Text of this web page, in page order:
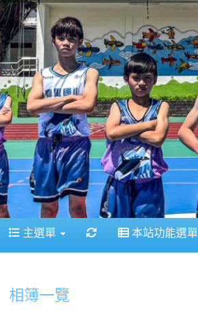
主選單 重新取得佈景設定
本站功能選單
相簿一覽